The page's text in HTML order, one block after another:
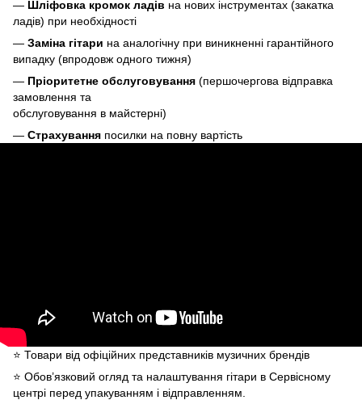
— Шліфовка кромок ладів на нових інструментах (закатка
ладів) при необхідності
— Заміна гітари на аналогічну при виникненні гарантійного
випадку (впродовж одного тижня)
— Пріоритетне обслуговування (першочергова відправка
замовлення та
обслуговування в майстерні)
— Страхування посилки на повну вартість
⭐️ Товари від офіційних представників музичних брендів
⭐️ Обов’язковий огляд та налаштування гітари в Сервісному
центрі перед упакуванням і відправленням.